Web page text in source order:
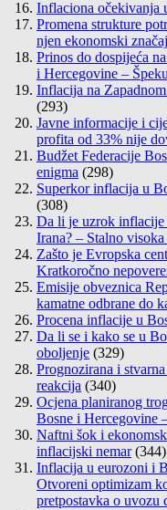
Inflaciona očekivanja
Promena strukture
njen ekonomski
Prinos do dospijeća
i Hercegovine –
Inflacija na
(293)
Javne informacije i
profita od 33% nije
Budžet Federacije
enigma (298)
Superkor inflacija u
(308)
Da li je uzrok
Irana? – Stalno visoka
Zašto je Evropska
Kratkoročno
Emisije obveznica
kamatne odbrane do
Procena inflacije u
Da li se i kako se u
oboljenje (329)
Prognozirana i
reakcija (340)
Ocjena planiranog
Bosne i Hercegovine
Naftni šok i
inflacijski nemar (344)
Inflacija u eurozoni i
Otvoreni optimizam
pretpostavka o uvozu